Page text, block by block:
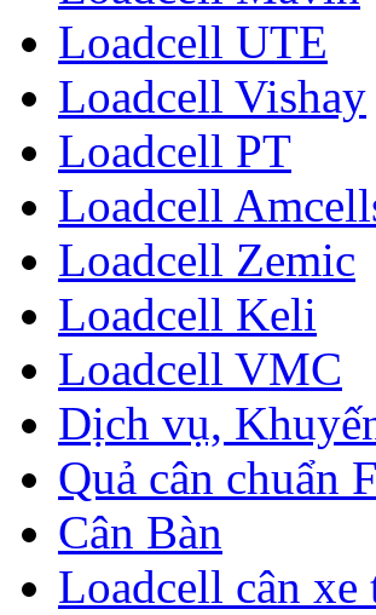
Loadcell UTE
Loadcell Vishay
Loadcell PT
Loadcell
Loadcell Zemic
Loadcell Keli
Loadcell VMC
Dịch vụ,
Quả cân chuẩn
Cân Bàn
Loadcell cân xe